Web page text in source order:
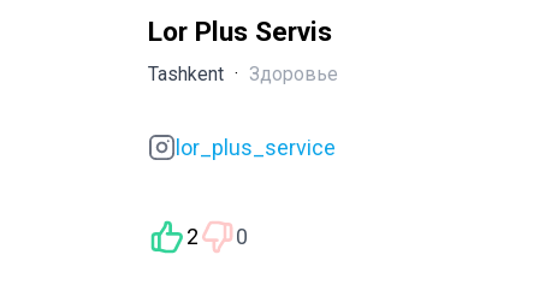
Lor Plus Servis
Tashkent · Здоровье
lor_plus_service
2 0